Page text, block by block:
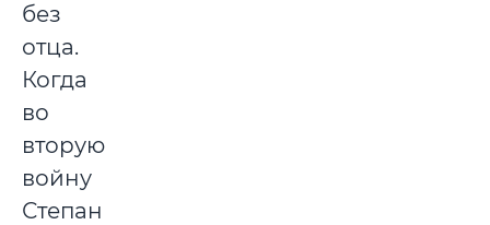
без
отца.
Когда
во
вторую
войну
Степан